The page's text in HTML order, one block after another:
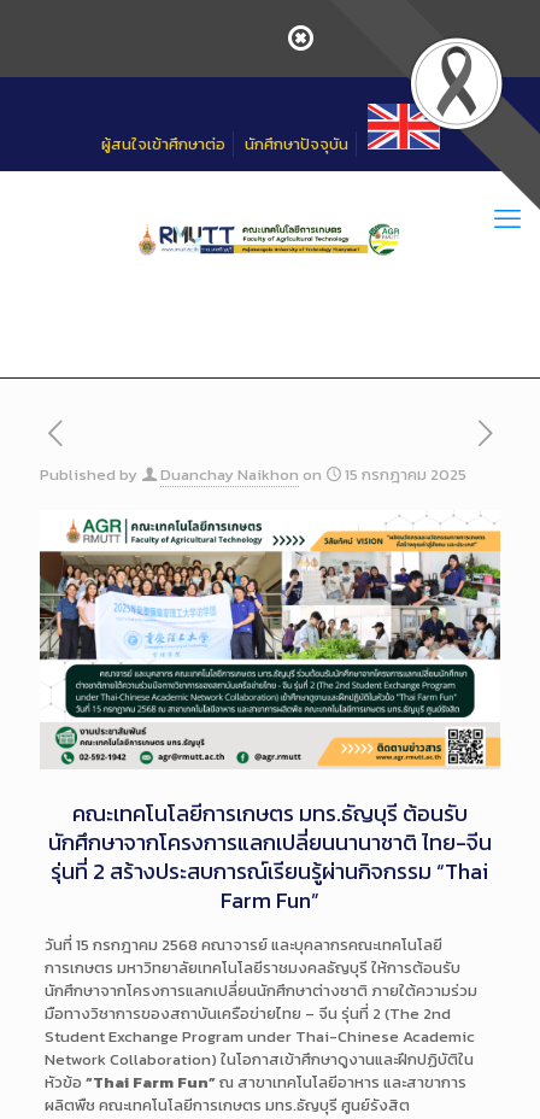
ผู้สนใจเข้าศึกษาต่อ นักศึกษาปัจจุบัน
Published by Duanchay Naikhon on 15 กรกฎาคม 2025
คณะเทคโนโลยีการเกษตร มทร.ธัญบุรี ต้อนรับ
นักศึกษาจากโครงการแลกเปลี่ยนนานาชาติ ไทย-จีน
รุ่นที่ 2 สร้างประสบการณ์เรียนรู้ผ่านกิจกรรม “Thai
Farm Fun”
วันที่ 15 กรกฎาคม 2568 คณาจารย์ และบุคลากรคณะเทคโนโลยี
การเกษตร มหาวิทยาลัยเทคโนโลยีราชมงคลธัญบุรี ให้การต้อนรับ
นักศึกษาจากโครงการแลกเปลี่ยนนักศึกษาต่างชาติ ภายใต้ความร่วม
มือทางวิชาการของสถาบันเครือข่ายไทย – จีน รุ่นที่ 2 (The 2nd
Student Exchange Program under Thai-Chinese Academic
Network Collaboration) ในโอกาสเข้าศึกษาดูงานและฝึกปฏิบัติใน
หัวข้อ “Thai Farm Fun” ณ สาขาเทคโนโลยีอาหาร และสาขาการ
ผลิตพืช คณะเทคโนโลยีการเกษตร มทร.ธัญบุรี ศูนย์รังสิต